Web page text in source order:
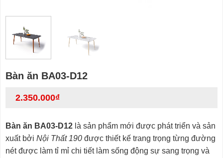
Bàn ăn BA03-D12
2.350.000₫
Bàn ăn BA03-D12 là sản phẩm mới được phát triển và sản
xuất bởi Nội Thất 190 được thiết kế trang trọng từng đường
nét được làm tỉ mỉ chi tiết làm sống động sự sang trọng và